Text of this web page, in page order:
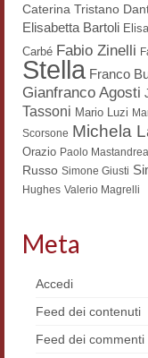
Caterina Tristano
Elisabetta Bartoli
Carbé Fabio Zinelli
Stella Franco
Gianfranco Agosti
Tassoni Mario Luzi
Scorsone Michela
Orazio Paolo Mastandrea
Russo Simone Giusti
Hughes Valerio Magrelli
Meta
Accedi
Feed dei contenuti
Feed dei commenti